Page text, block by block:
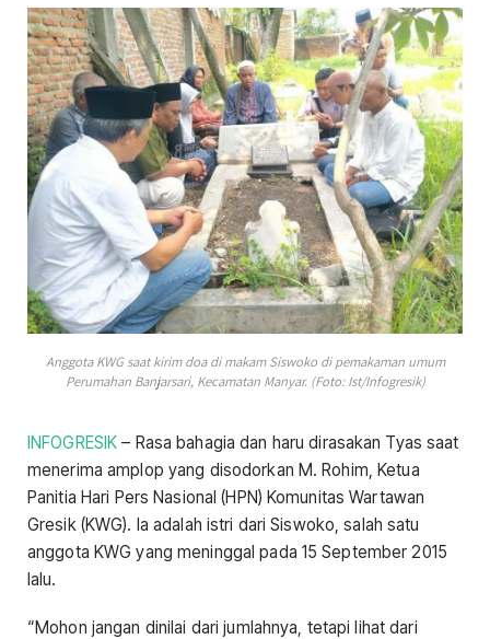
Anggota KWG saat kirim doa di makam Siswoko di pemakaman umum
Perumahan Banjarsari, Kecamatan Manyar. (Foto: Ist/Infogresik)
INFOGRESIK – Rasa bahagia dan haru dirasakan Tyas saat
menerima amplop yang disodorkan M. Rohim, Ketua
Panitia Hari Pers Nasional (HPN) Komunitas Wartawan
Gresik (KWG). Ia adalah istri dari Siswoko, salah satu
anggota KWG yang meninggal pada 15 September 2015
lalu.
“Mohon jangan dinilai dari jumlahnya, tetapi lihat dari